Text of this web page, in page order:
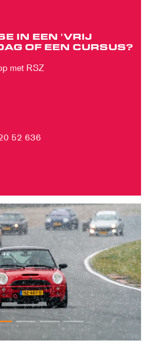
IN EEN 'VRIJ
OF EEN CURSUS?
met RSZ
52 636